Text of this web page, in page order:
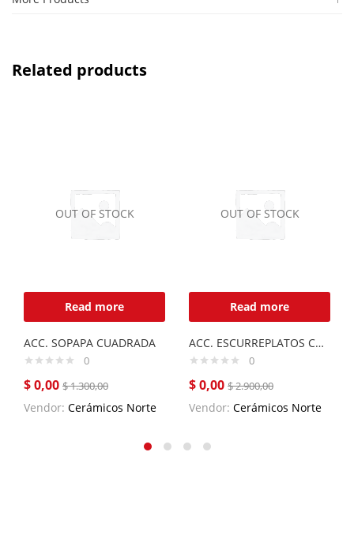
Related products
OUT OF STOCK
Read more
ACC. SOPAPA CUADRADA
0
$0,00 $1.300,00
Vendor: Cerámicos Norte
OUT OF STOCK
Read more
ACC. ESCURREPLATOS CURVE DE ACERO INOX.
0
$0,00 $2.900,00
Vendor: Cerámicos Norte